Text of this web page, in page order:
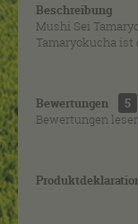
Beschreibung
Mushi Sei
Tamaryokucha ist
Bewertungen
5
Bewertungen